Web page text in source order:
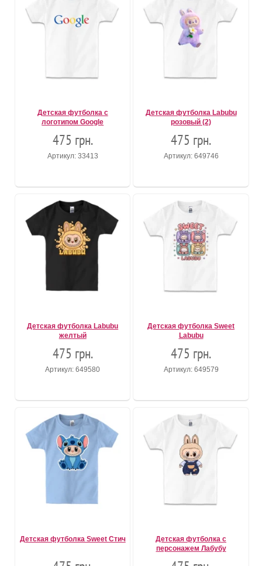
Детская футболка с
логотипом Google
475 грн.
Артикул: 33413
Детская футболка Labubu
розовый (2)
475 грн.
Артикул: 649746
Детская футболка Labubu
желтый
475 грн.
Артикул: 649580
Детская футболка Sweet
Labubu
475 грн.
Артикул: 649579
Детская футболка Sweet Стич
Детская футболка с
персонажем Лабубу